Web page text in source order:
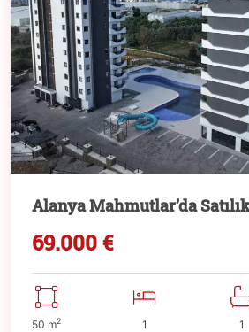
Alanya Mahmutlar’da
69.000 €
50 m2 1 1